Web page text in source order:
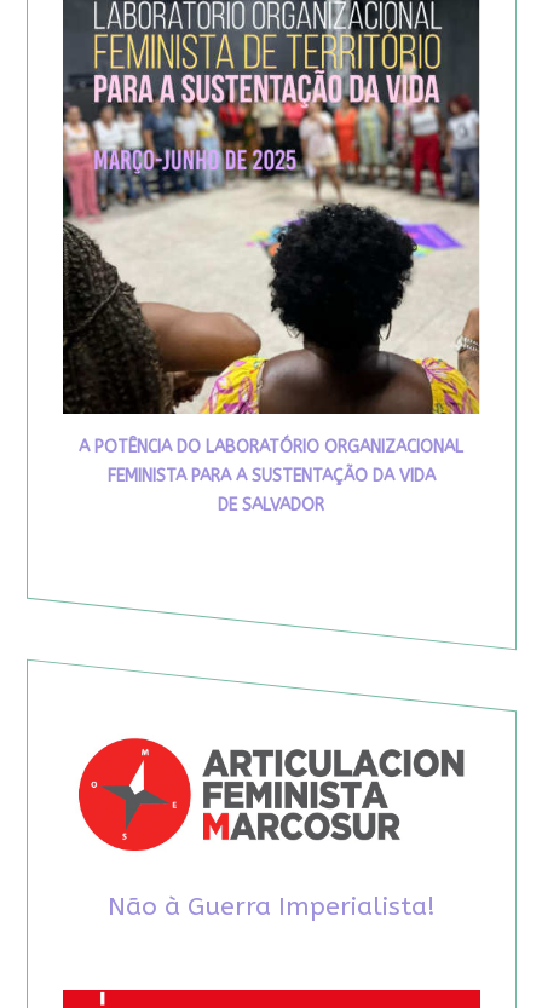
A POTÊNCIA DO LABORATÓRIO ORGANIZACIONAL
FEMINISTA PARA A SUSTENTAÇÃO DA VIDA
DE SALVADOR
Não à Guerra Imperialista!